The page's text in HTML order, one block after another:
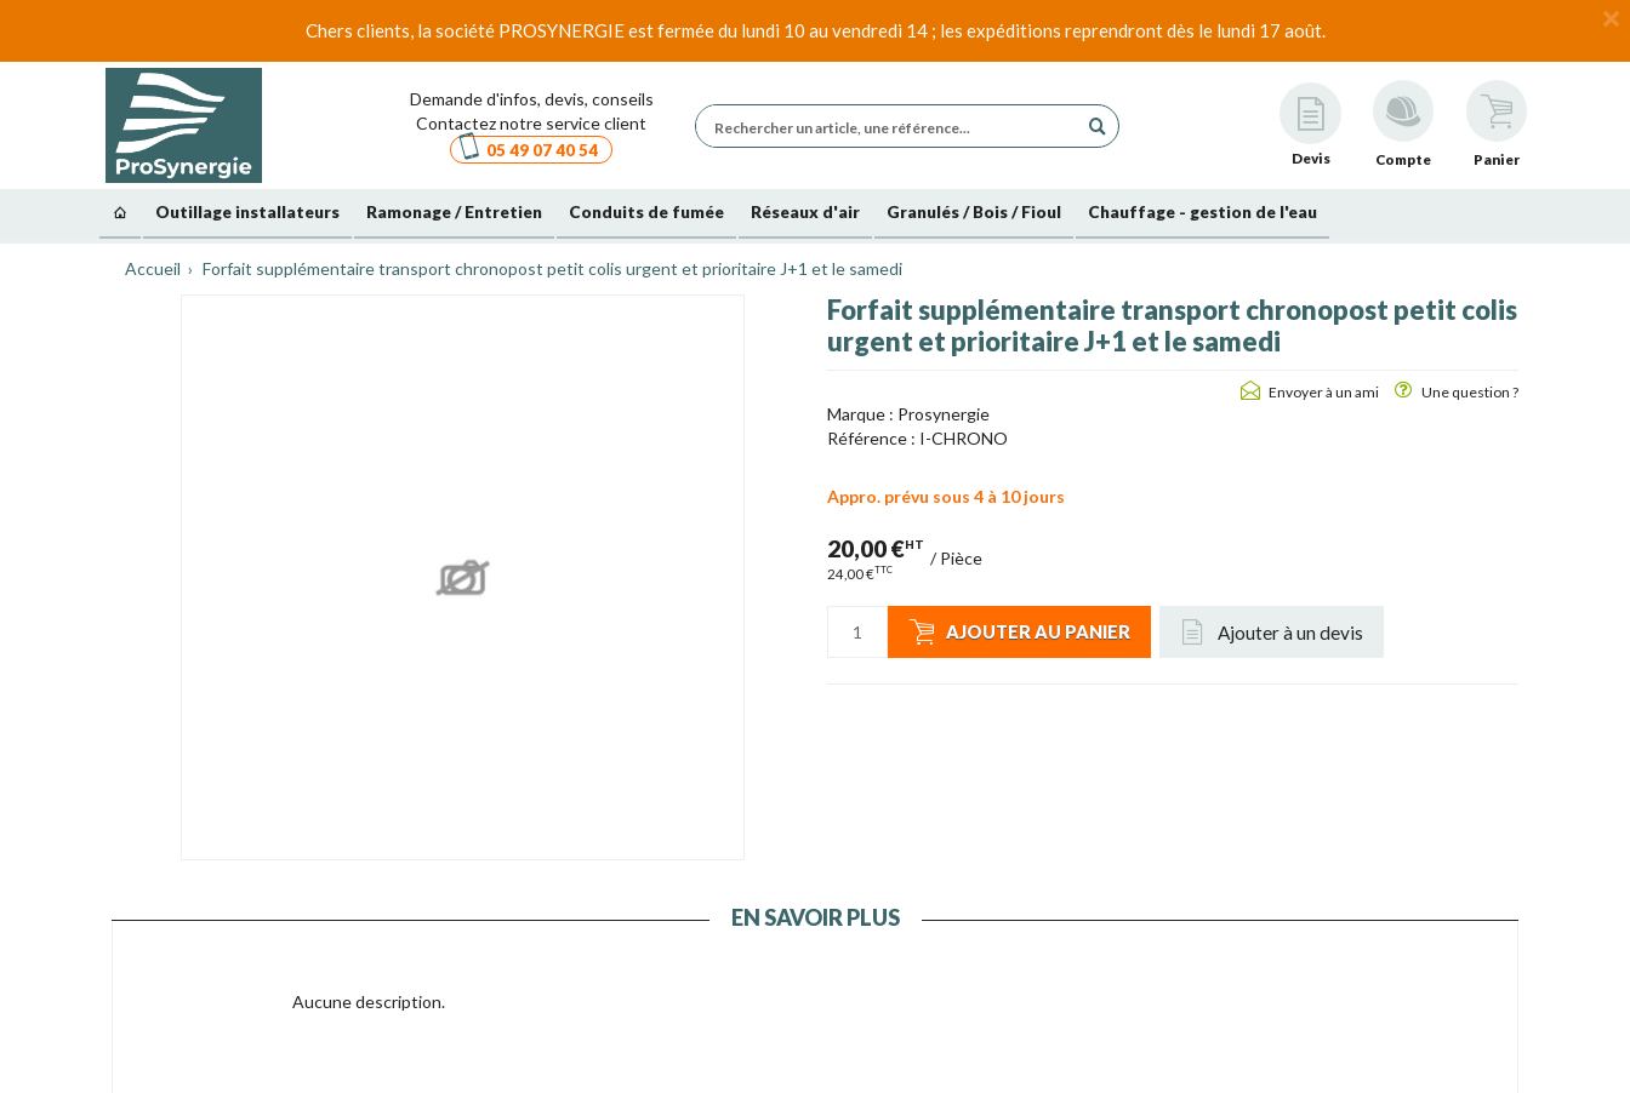
Chers clients, la société PROSYNERGIE est fermée du lundi 10 au vendredi 14 ; les expéditions reprendront dès le lundi 17 août.
Demande d'infos, devis, conseils
Contactez notre service client
05 49 07 40 54 Devis Compte Panier
Outillage installateurs Ramonage / Entretien Conduits de fumée Réseaux d'air Granulés / Bois / Fioul Chauffage - gestion de l'eau
Accueil Forfait supplémentaire transport chronopost petit colis urgent et prioritaire J+1 et le samedi
Forfait supplémentaire transport chronopost petit colis
urgent et prioritaire J+1 et le samedi
Envoyer à un ami Une question ?
Marque : Prosynergie
Référence : I-CHRONO
Appro. prévu sous 4 à 10 jours
20,00 €HT
24,00 €TTC
/Pièce
AJOUTER AU PANIER Ajouter à un devis
EN SAVOIR PLUS
Aucune description.